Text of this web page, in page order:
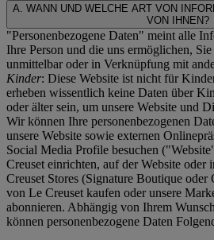
A. WANN UND WELCHE ART VON
VON IHNEN?
"Personenbezogene Daten" meint alle
Ihre Person und die uns ermöglichen,
unmittelbar oder in Verknüpfung mit
Kinder: Diese Website ist nicht für
erheben wissentlich keine Daten über
oder älter sein, um unsere Website und
Wir können Ihre personenbezogenen
unsere Website sowie externen
Social Media Profile besuchen ("Website
Creuset einrichten, auf der Website oder
Creuset Stores (Signature Boutique oder
von Le Creuset kaufen oder unsere
abonnieren. Abhängig von Ihrem
können personenbezogene Daten